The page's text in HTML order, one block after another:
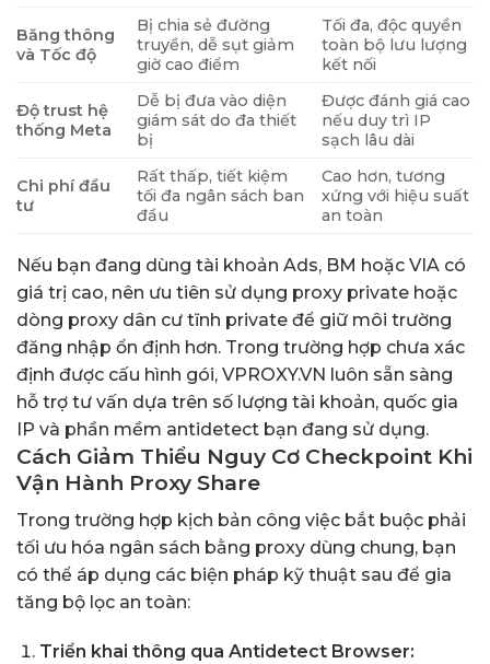
Băng thông
và Tốc độ
Bị chia sẻ đường
truyền, dễ sụt giảm
giờ cao điểm
Tối đa, độc quyền
toàn bộ lưu lượng
kết nối
Độ trust hệ
thống Meta
Dễ bị đưa vào diện
giám sát do đa thiết
bị
Được đánh giá cao
nếu duy trì IP
sạch lâu dài
Chi phí đầu
tư
Rất thấp, tiết kiệm
tối đa ngân sách ban
đầu
Cao hơn, tương
xứng với hiệu suất
an toàn
Nếu bạn đang dùng tài khoản Ads, BM hoặc VIA có
giá trị cao, nên ưu tiên sử dụng proxy private hoặc
dòng proxy dân cư tĩnh private để giữ môi trường
đăng nhập ổn định hơn. Trong trường hợp chưa xác
định được cấu hình gói, VPROXY.VN luôn sẵn sàng
hỗ trợ tư vấn dựa trên số lượng tài khoản, quốc gia
IP và phần mềm antidetect bạn đang sử dụng.
Cách Giảm Thiểu Nguy Cơ Checkpoint Khi
Vận Hành Proxy Share
Trong trường hợp kịch bản công việc bắt buộc phải
tối ưu hóa ngân sách bằng proxy dùng chung, bạn
có thể áp dụng các biện pháp kỹ thuật sau để gia
tăng bộ lọc an toàn:
Triển khai thông qua Antidetect Browser: